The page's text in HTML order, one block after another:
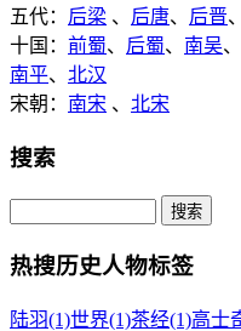
五代： 后梁 、 后唐、 后晋、
十国： 前蜀、 后蜀、 南吴、
南平、 北汉
宋朝： 南宋 、 北宋
搜索
热搜历史人物标签
陆羽(1)世界(1)茶经(1)高士